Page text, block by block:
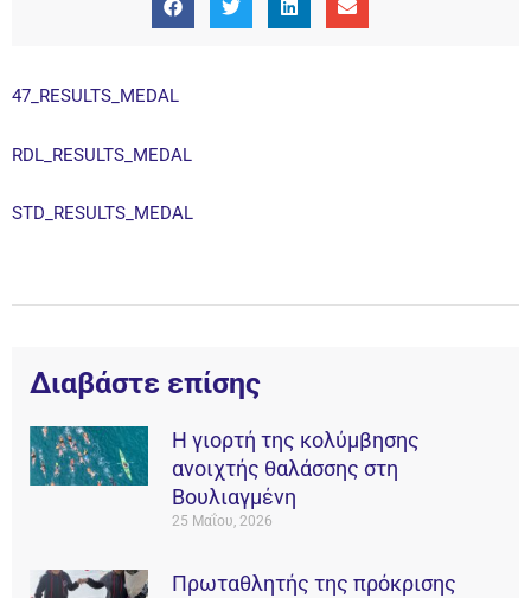
47_RESULTS_MEDAL
RDL_RESULTS_MEDAL
STD_RESULTS_MEDAL
Διαβάστε επίσης
Η γιορτή της κολύμβησης
ανοιχτής θαλάσσης στη
Βουλιαγμένη
25 Μαΐου, 2026
Πρωταθλητής της πρόκρισης